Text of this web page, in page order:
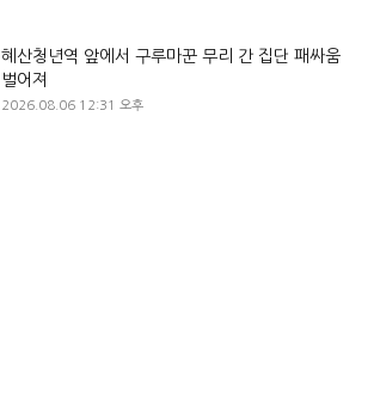
혜산청년역 앞에서 구루마꾼 무리 간 집단 패싸움
벌어져
2026.08.06 12:31 오후